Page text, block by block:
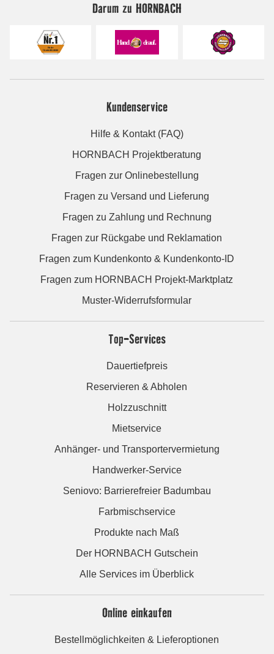
Darum zu HORNBACH
Kundenservice
Hilfe & Kontakt (FAQ)
HORNBACH Projektberatung
Fragen zur Onlinebestellung
Fragen zu Versand und Lieferung
Fragen zu Zahlung und Rechnung
Fragen zur Rückgabe und Reklamation
Fragen zum Kundenkonto & Kundenkonto-ID
Fragen zum HORNBACH Projekt-Marktplatz
Muster-Widerrufsformular
Top-Services
Dauertiefpreis
Reservieren & Abholen
Holzzuschnitt
Mietservice
Anhänger- und Transportervermietung
Handwerker-Service
Seniovo: Barrierefreier Badumbau
Farbmischservice
Produkte nach Maß
Der HORNBACH Gutschein
Alle Services im Überblick
Online einkaufen
Bestellmöglichkeiten & Lieferoptionen